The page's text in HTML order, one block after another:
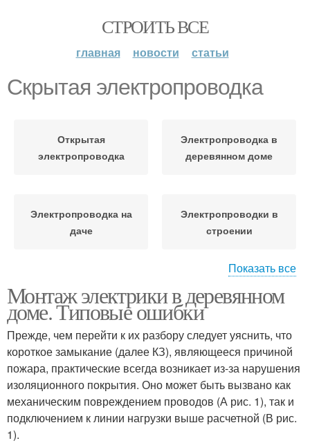
СТРОИТЬ ВСЕ
главная новости статьи
Скрытая электропроводка
Открытая
электропроводка
Электропроводка в
деревянном доме
Электропроводка на
даче
Электропроводки в
строении
деревянном доме
электропроводка
Монтаж открытая
электропроводка
Требования к
электропроводке
Показать все
Монтаж электрики в деревянном
доме. Типовые ошибки
Прежде, чем перейти к их разбору следует уяснить, что
короткое замыкание (далее КЗ), являющееся причиной
пожара, практические всегда возникает из-за нарушения
изоляционного покрытия. Оно может быть вызвано как
механическим повреждением проводов (А рис. 1), так и
подключением к линии нагрузки выше расчетной (В рис.
1).